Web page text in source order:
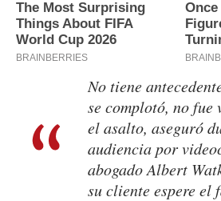
No tiene
se complotó, no
el asalto, aseguró
audiencia por
abogado Albert
su cliente espere el